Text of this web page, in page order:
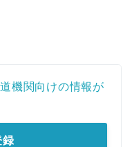
機関向けの情報が
録